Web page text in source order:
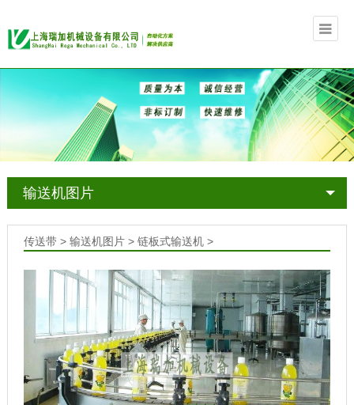
输送机图片
传送带 > 输送机图片> 链板式输送机>